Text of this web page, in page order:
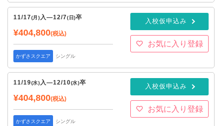
11/17(月) 入—12/7(日)卒
¥404,800(税込)
かずさスクエア シングル
入校仮申込み
お気に入り登録
11/19(水) 入—12/10(水)卒
¥404,800(税込)
かずさスクエア シングル
入校仮申込み
お気に入り登録